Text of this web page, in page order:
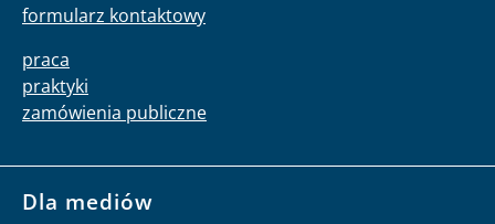
formularz kontaktowy
praca
praktyki
zamówienia publiczne
Dla mediów